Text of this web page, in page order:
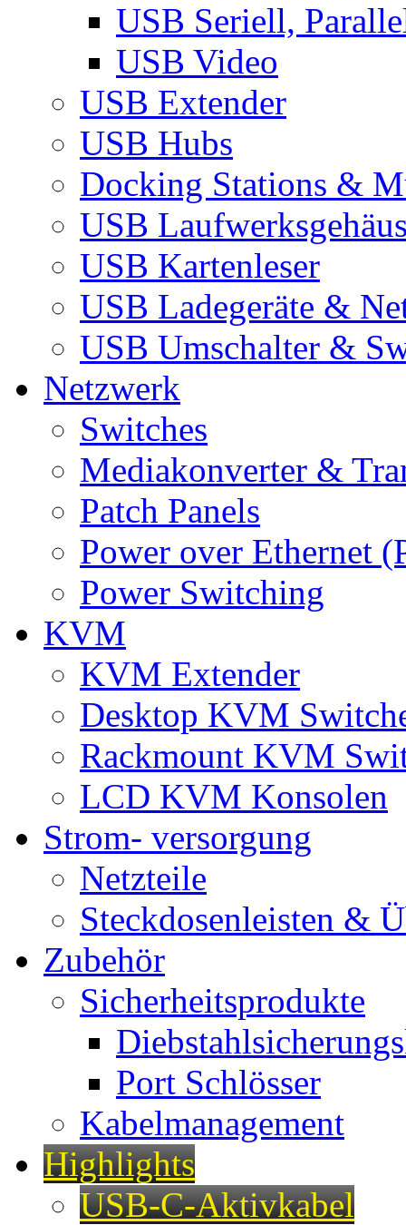
USB Seriell,
USB Video
USB Extender
USB Hubs
Docking Stations &
USB
USB Kartenleser
USB Ladegeräte &
USB Umschalter &
Netzwerk
Switches
Mediakonverter &
Patch Panels
Power over Ethernet
Power Switching
KVM
KVM Extender
Desktop KVM
Rackmount KVM
LCD KVM Konsolen
Strom- versorgung
Netzteile
Steckdosenleisten &
Zubehör
Sicherheitsprodukte
Port Schlösser
Kabelmanagement
Highlights
USB-C-Aktivkabel